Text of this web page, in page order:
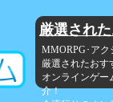
厳選され
MMORPG･アク
厳選されたおす
オンラインゲー
介！